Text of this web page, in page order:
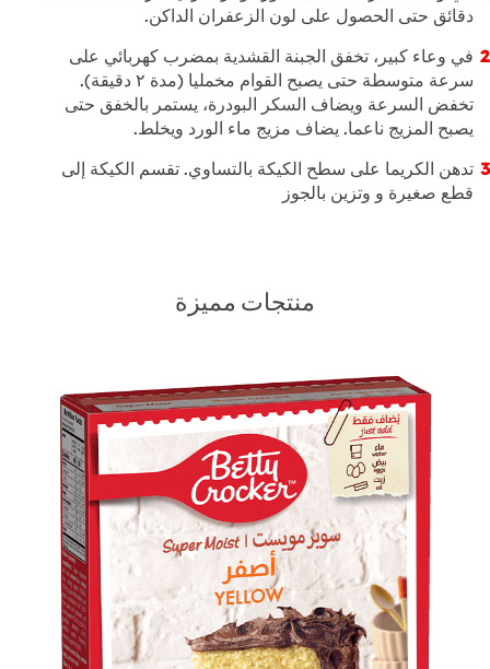
دقائق حتى الحصول على لون الزعفران الداكن.
في وعاء كبیر، تخفق الجبنة القشدية بمضرب كھربائي على
سرعة متوسطة حتى يصبح القوام مخملیا (مدة ۲ دقیقة).
تخفض السرعة ويضاف السكر البودرة، يستمر بالخفق حتى
يصبح المزيج ناعما. يضاف مزيج ماء الورد ويخلط.
تدهن الكريما على سطح الكیكة بالتساوي. تقسم الكیكة إلى
قطع صغیرة و وتزين بالجوز
منتجات مميزة